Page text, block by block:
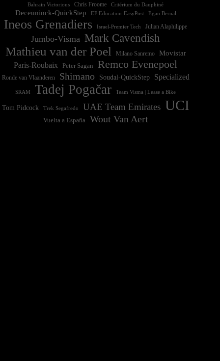
Bahrain Victorious Chris Froome Critérium du Dauphiné
Deceuninck-QuickStep EF Education-EasyPost Egan Bernal
Ineos Grenadiers Israel-Premier Tech Julian Alaphilippe
Jumbo-Visma Mark Cavendish
Mathieu van der Poel Milano Sanremo
Movistar
Paris-Roubaix
Peter Sagan Remco Evenepoel
Ronde van Vlaanderen Shimano Soudal-QuickStep Specialized
SRAM Tadej Pogačar Team Visma | Lease a Bike
Tom Pidcock Trek Segafredo UAE Team Emirates UCI
Vuelta a España Wout Van Aert